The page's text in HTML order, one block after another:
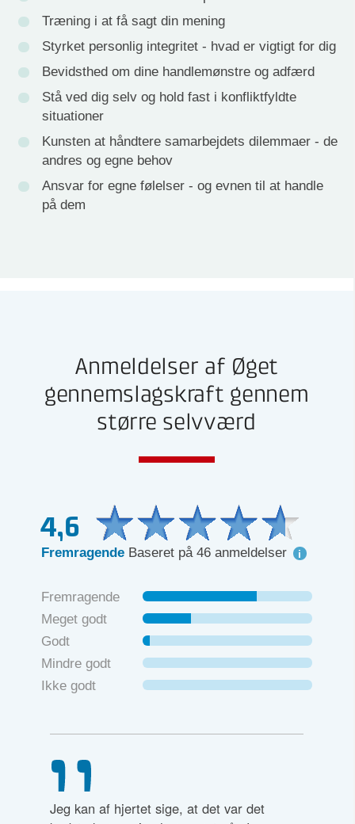
Træning i at få sagt din mening
Styrket personlig integritet - hvad er vigtigt for dig
Bevidsthed om dine handlemønstre og adfærd
Stå ved dig selv og hold fast i konfliktfyldte
situationer
Kunsten at håndtere samarbejdets dilemmaer - de
andres og egne behov
Ansvar for egne følelser - og evnen til at handle
på dem
Anmeldelser af Øget
gennemslagskraft gennem
større selvværd
4,6
Fremragende Baseret på 46 anmeldelser
Fremragende
Meget godt
Godt
Mindre godt
Ikke godt
Jeg kan af hjertet sige, at det var det